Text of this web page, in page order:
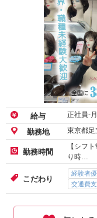
給与 正社員-
勤務地 東京都足
勤務時間
【シフ
り時…
こだわり
経験者
交通費